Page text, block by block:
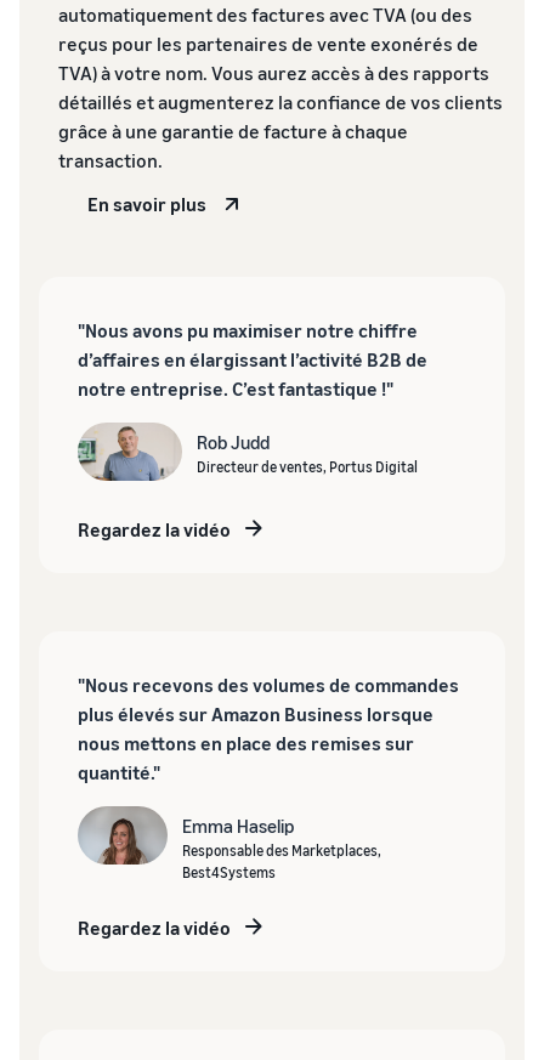
automatiquement des factures avec TVA (ou des
reçus pour les partenaires de vente exonérés de
TVA) à votre nom. Vous aurez accès à des rapports
détaillés et augmenterez la confiance de vos clients
grâce à une garantie de facture à chaque
transaction.
En savoir plus
"Nous avons pu maximiser notre chiffre
d’affaires en élargissant l’activité B2B de
notre entreprise. C’est fantastique !"
Rob Judd
Directeur de ventes, Portus Digital
Regardez la vidéo
"Nous recevons des volumes de commandes
plus élevés sur Amazon Business lorsque
nous mettons en place des remises sur
quantité."
Emma Haselip
Responsable des Marketplaces,
Best4Systems
Regardez la vidéo